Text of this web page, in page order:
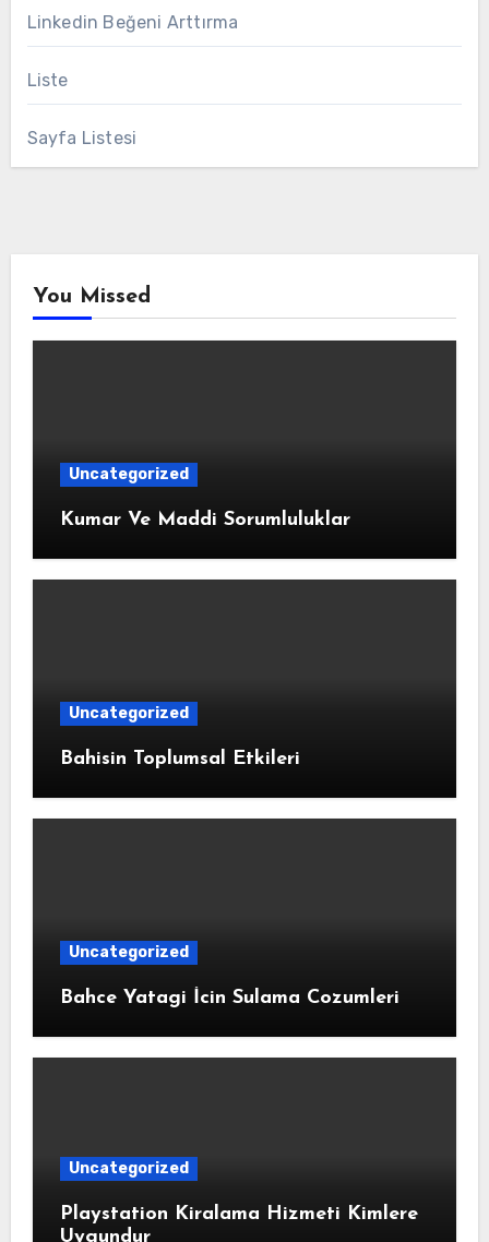
Linkedin Beğeni Arttırma
Liste
Sayfa Listesi
You Missed
Uncategorized
Kumar Ve Maddi Sorumluluklar
Uncategorized
Bahisin Toplumsal Etkileri
Uncategorized
Bahce Yatagi İcin Sulama Cozumleri
Uncategorized
Playstation Kiralama Hizmeti Kimlere
Uygundur